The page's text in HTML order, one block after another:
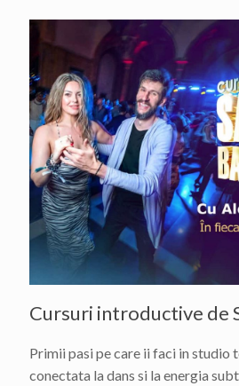
Cursuri introductive de
Primii pasi pe care ii faci in studio
conectata la dans si la energia